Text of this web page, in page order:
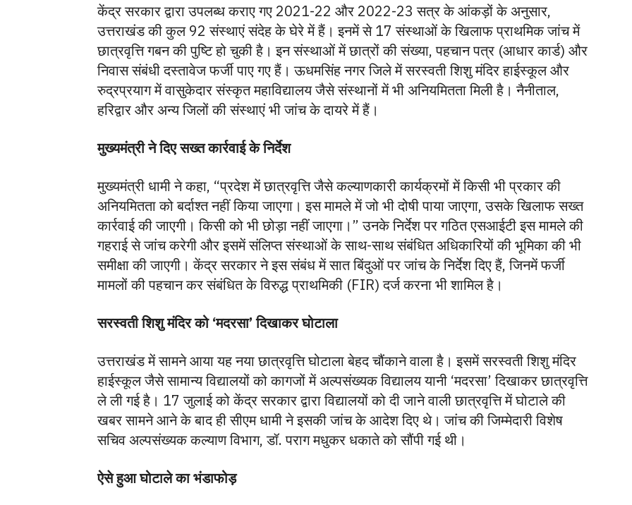
केंद्र सरकार द्वारा उपलब्ध कराए गए 2021-22 और 2022-23 सत्र के आंकड़ों के अनुसार,
उत्तराखंड की कुल 92 संस्थाएं संदेह के घेरे में हैं। इनमें से 17 संस्थाओं के खिलाफ प्राथमिक जांच में
छात्रवृत्ति गबन की पुष्टि हो चुकी है। इन संस्थाओं में छात्रों की संख्या, पहचान पत्र (आधार कार्ड) और
निवास संबंधी दस्तावेज फर्जी पाए गए हैं। ऊधमसिंह नगर जिले में सरस्वती शिशु मंदिर हाईस्कूल और
रुद्रप्रयाग में वासुकेदार संस्कृत महाविद्यालय जैसे संस्थानों में भी अनियमितता मिली है। नैनीताल,
हरिद्वार और अन्य जिलों की संस्थाएं भी जांच के दायरे में हैं।
मुख्यमंत्री ने दिए सख्त कार्रवाई के निर्देश
मुख्यमंत्री धामी ने कहा, “प्रदेश में छात्रवृत्ति जैसे कल्याणकारी कार्यक्रमों में किसी भी प्रकार की
अनियमितता को बर्दाश्त नहीं किया जाएगा। इस मामले में जो भी दोषी पाया जाएगा, उसके खिलाफ सख्त
कार्रवाई की जाएगी। किसी को भी छोड़ा नहीं जाएगा।” उनके निर्देश पर गठित एसआईटी इस मामले की
गहराई से जांच करेगी और इसमें संलिप्त संस्थाओं के साथ-साथ संबंधित अधिकारियों की भूमिका की भी
समीक्षा की जाएगी। केंद्र सरकार ने इस संबंध में सात बिंदुओं पर जांच के निर्देश दिए हैं, जिनमें फर्जी
मामलों की पहचान कर संबंधित के विरुद्ध प्राथमिकी (FIR) दर्ज करना भी शामिल है।
सरस्वती शिशु मंदिर को ‘मदरसा’ दिखाकर घोटाला
उत्तराखंड में सामने आया यह नया छात्रवृत्ति घोटाला बेहद चौंकाने वाला है। इसमें सरस्वती शिशु मंदिर
हाईस्कूल जैसे सामान्य विद्यालयों को कागजों में अल्पसंख्यक विद्यालय यानी ‘मदरसा’ दिखाकर छात्रवृत्ति
ले ली गई है। 17 जुलाई को केंद्र सरकार द्वारा विद्यालयों को दी जाने वाली छात्रवृत्ति में घोटाले की
खबर सामने आने के बाद ही सीएम धामी ने इसकी जांच के आदेश दिए थे। जांच की जिम्मेदारी विशेष
सचिव अल्पसंख्यक कल्याण विभाग, डॉ. पराग मधुकर धकाते को सौंपी गई थी।
ऐसे हुआ घोटाले का भंडाफोड़